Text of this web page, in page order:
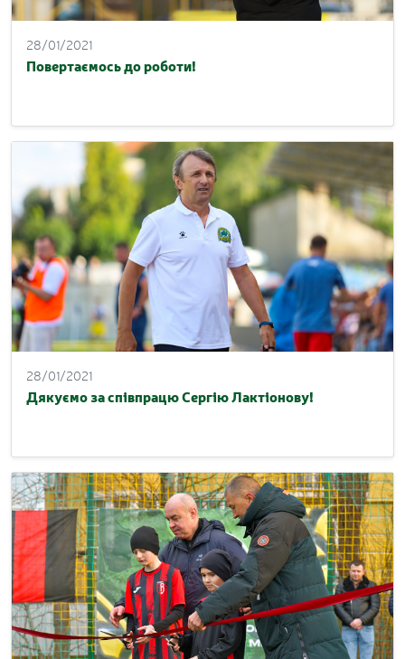
28/01/2021
Повертаємось до роботи!
28/01/2021
Дякуємо за співпрацю Сергію Лактіонову!